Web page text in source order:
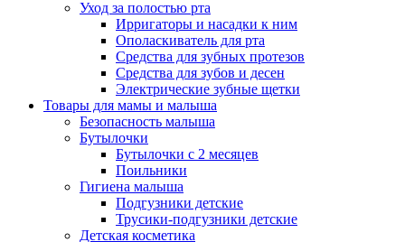
Уход за полостью рта
Ирригаторы и насадки к ним
Ополаскиватель для рта
Средства для зубных протезов
Средства для зубов и десен
Электрические зубные щетки
Товары для мамы и малыша
Безопасность малыша
Бутылочки
Бутылочки с 2 месяцев
Поильники
Гигиена малыша
Подгузники детские
Трусики-подгузники детские
Детская косметика